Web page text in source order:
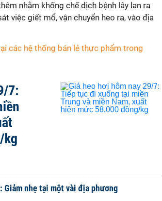
nhằm khống chế dịch bệnh lây lan ra
việc giết mổ, vận chuyển heo ra, vào địa
các hệ thống bán lẻ thực phẩm trong
7:
kg
Giảm nhẹ tại một vài địa phương